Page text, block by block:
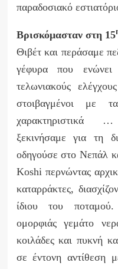
παραδοσιακό
Βρισκόμασταν στη 15
Θιβέτ και περάσαμε
γέφυρα που
τελωνιακούς
στοιβαγμένοι με
χαρακτηριστικά
ξεκινήσαμε για τη
οδηγούσε στο Νεπάλ
Κoshi περνώντας
καταρράκτες,
ίδιου του
ομορφιάς γεμάτο
κοιλάδες και πυκνή
σε έντονη αντίθεση